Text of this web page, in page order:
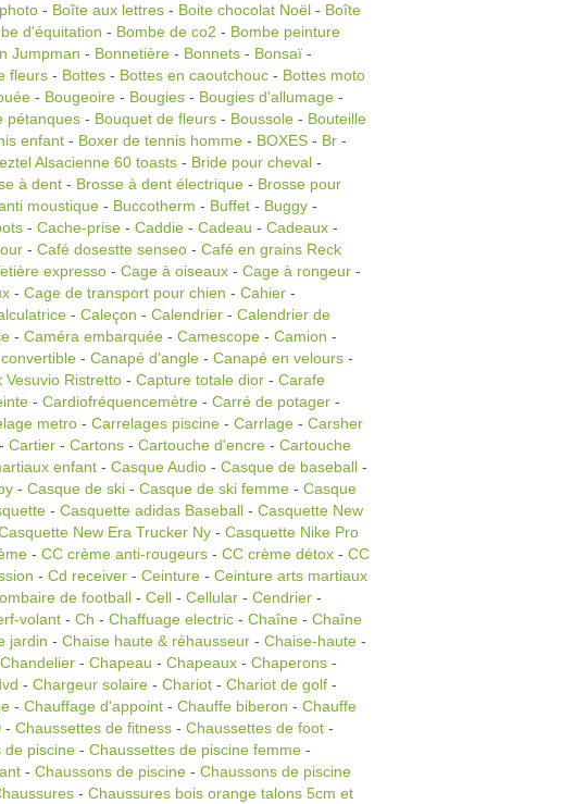
- Boîte aux lettres - Boite chocolat Noël - Boîte
d'équitation - Bombe de co2 - Bombe peinture
Jumpman - Bonnetière - Bonnets - Bonsaï -
fleurs - Bottes - Bottes en caoutchouc - Bottes moto
- Bougeoire - Bougies - Bougies d'allumage -
pétanques - Bouquet de fleurs - Boussole - Bouteille
enfant - Boxer de tennis homme - BOXES - Br -
Alsacienne 60 toasts - Bride pour cheval -
à dent - Brosse à dent électrique - Brosse pour
moustique - Buccotherm - Buffet - Buggy -
- Cache-prise - Caddie - Cadeau - Cadeaux -
- Café dosestte senseo - Café en grains Reck
expresso - Cage à oiseaux - Cage à rongeur -
- Cage de transport pour chien - Cahier -
- Caleçon - Calendrier - Calendrier de
- Caméra embarquée - Camescope - Camion -
- Canapé d'angle - Canapé en velours -
Vesuvio Ristretto - Capture totale dior - Carafe
- Cardiofréquencemètre - Carré de potager -
metro - Carrelages piscine - Carrlage - Carsher
- Cartier - Cartons - Cartouche d'encre - Cartouche
enfant - Casque Audio - Casque de baseball -
- Casque de ski - Casque de ski femme - Casque
- Casquette adidas Baseball - Casquette New
New Era Trucker Ny - Casquette Nike Pro
- CC crème anti-rougeurs - CC crème détox - CC
- Cd receiver - Ceinture - Ceinture arts martiaux
de football - Cell - Cellular - Cendrier -
volant - Ch - Chaffuage electric - Chaîne - Chaîne
jardin - Chaise haute & réhausseur - Chaise-haute -
Chandelier - Chapeau - Chapeaux - Chaperons -
- Chargeur solaire - Chariot - Chariot de golf -
- Chauffage d'appoint - Chauffe biberon - Chauffe
- Chaussettes de fitness - Chaussettes de foot -
de piscine - Chaussettes de piscine femme -
- Chaussons de piscine - Chaussons de piscine
- Chaussures bois orange talons 5cm et